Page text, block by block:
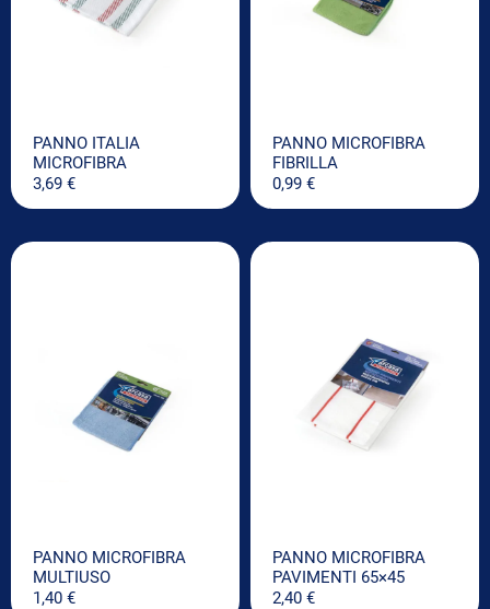
PANNO ITALIA
MICROFIBRA
3,69 €
PANNO MICROFIBRA
FIBRILLA
0,99 €
PANNO MICROFIBRA
MULTIUSO
1,40 €
PANNO MICROFIBRA
PAVIMENTI 65×45
2,40 €